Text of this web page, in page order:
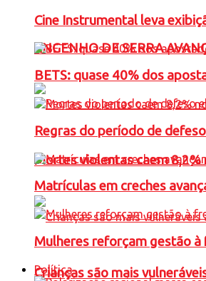
ENGENHO DE SERRA
Mortes violentas caem
Crianças são mais
Cine Instrumental leva
BETS: quase 40% dos
Regras do período de
Matrículas em creches
Mulheres reforçam gestão à
Política